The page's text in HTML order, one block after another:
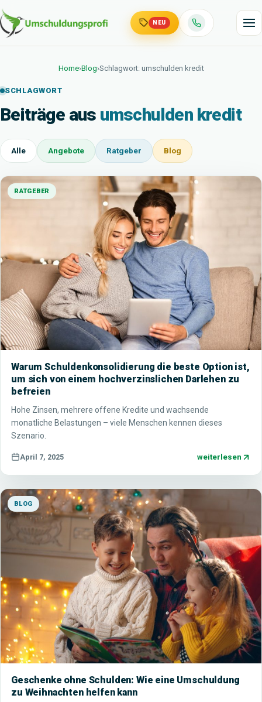
NEU
Home›Blog›Schlagwort: umschulden kredit
SCHLAGWORT
Beiträge aus umschulden kredit
Alle Angebote Ratgeber Blog
RATGEBER
Warum Schuldenkonsolidierung die beste Option ist,
um sich von einem hochverzinslichen Darlehen zu
befreien
Hohe Zinsen, mehrere offene Kredite und wachsende
monatliche Belastungen – viele Menschen kennen dieses
Szenario.
April 7, 2025 weiterlesen
BLOG
Geschenke ohne Schulden: Wie eine Umschuldung
zu Weihnachten helfen kann